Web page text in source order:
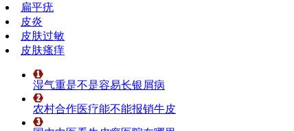
扁平疣
皮炎
皮肤过敏
皮肤瘙痒
湿气重是不是容易长银屑病
农村合作医疗能不能报销牛皮